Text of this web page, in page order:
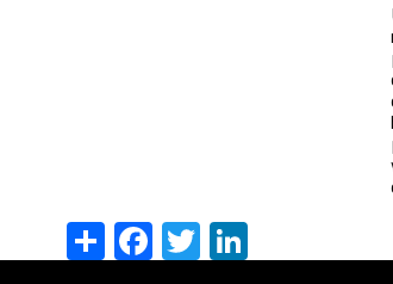
ShareFacebook
Twitter